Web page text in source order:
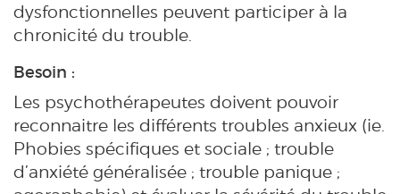
dysfonctionnelles peuvent participer à la
chronicité du trouble.
Besoin :
Les psychothérapeutes doivent pouvoir
reconnaitre les différents troubles anxieux (ie.
Phobies spécifiques et sociale ; trouble
d’anxiété généralisée ; trouble panique ;